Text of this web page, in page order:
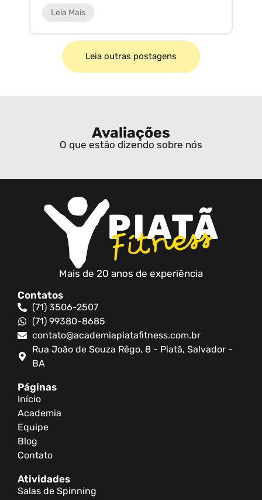
Leia Mais
Leia outras postagens
Avaliações
O que estão dizendo sobre nós
Mais de 20 anos de experiência
Contatos
(71) 3506-2507
(71) 99380-8685
contato@academiapiatafitness.com.br
Rua João de Souza Rêgo, 8 - Piatã, Salvador -
BA
Páginas
Início
Academia
Equipe
Blog
Contato
Atividades
Salas de Spinning